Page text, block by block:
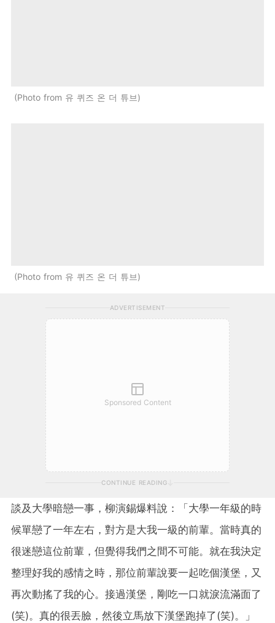
Photo from 유 퀴즈 온 더 튜브
Photo from 유 퀴즈 온 더 튜브
ADVERTISEMENT
Sponsored Content
CONTINUE READING
談及大學暗戀一事，柳演錫爆料說：「大學一年級的時
候單戀了一年左右，對方是大我一級的前輩。當時真的
很迷戀這位前輩，但覺得我們之間不可能。就在我決定
整理好我的感情之時，那位前輩說要一起吃個漢堡，又
再次動搖了我的心。接過漢堡，剛吃一口就淚流滿面了
(笑)。真的很丟臉，然後立馬放下漢堡跑掉了(笑)。」